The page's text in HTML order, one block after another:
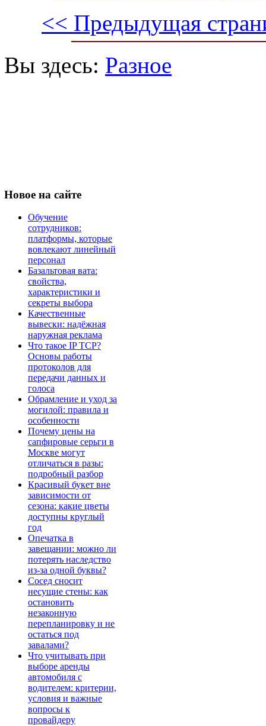
<< Предыдущая
Вы здесь: Разное
Новое на сайте
Обучение
сотрудников:
платформы, которые
вовлекают линейный
персонал
Базальтовая вата:
свойства,
характеристики и
секреты выбора
Качественные
вывески: надёжная
наружная реклама
Что такое IP TCP?
Основы работы
протоколов для
передачи данных и
голоса
Обрамление и уход за
могилой: правила и
особенности
Почему цены на
сапфировые серьги в
Москве могут
отличаться в разы:
подробный разбор
Красивый букет вне
зависимости от
сезона: какие цветы
доступны круглый
год
Опечатка в
завещании: можно ли
потерять наследство
из-за одной буквы?
Сосед сносит
несущие стены: как
остановить
незаконную
перепланировку и не
остаться под
завалами?
Что учитывать при
выборе аренды
автомобиля с
водителем: критерии,
условия и важные
вопросы к
провайдеру